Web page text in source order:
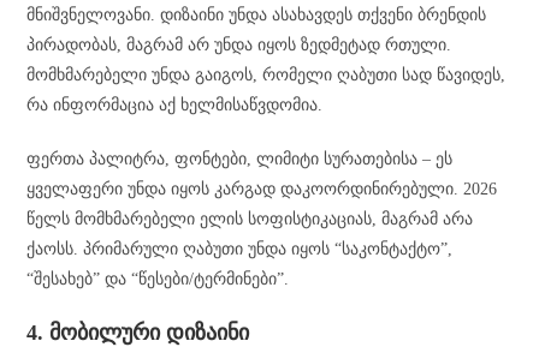
მნიშვნელოვანი. დიზაინი უნდა ასახავდეს თქვენი ბრენდის
პირადობას, მაგრამ არ უნდა იყოს ზედმეტად რთული.
მომხმარებელი უნდა გაიგოს, რომელი ღაბუთი სად წავიდეს,
რა ინფორმაცია აქ ხელმისაწვდომია.
ფერთა პალიტრა, ფონტები, ლიმიტი სურათებისა – ეს
ყველაფერი უნდა იყოს კარგად დაკოორდინირებული. 2026
წელს მომხმარებელი ელის სოფისტიკაციას, მაგრამ არა
ქაოსს. პრიმარული ღაბუთი უნდა იყოს “საკონტაქტო”,
“შესახებ” და “წესები/ტერმინები”.
4. მობილური დიზაინი